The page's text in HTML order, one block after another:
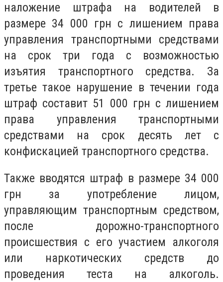
наложение штрафа на водителей в
размере 34 000 грн с лишением права
управления транспортными средствами
на срок три года с возможностью
изъятия транспортного средства. За
третье такое нарушение в течении года
штраф составит 51 000 грн с лишением
права управления транспортными
средствами на срок десять лет с
конфискацией транспортного средства.
Также вводятся штраф в размере 34 000
грн за употребление лицом,
управляющим транспортным средством,
после дорожно-транспортного
происшествия с его участием алкоголя
или наркотических средств до
проведения теста на алкоголь.